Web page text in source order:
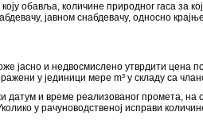
обавља, количине природног гаса за
јавном снабдевачу, односно
јасно и недвосмислено утврдити цена
у јединици мере m³ у складу са
датум и време реализованог промета,
у рачуноводственој исправи